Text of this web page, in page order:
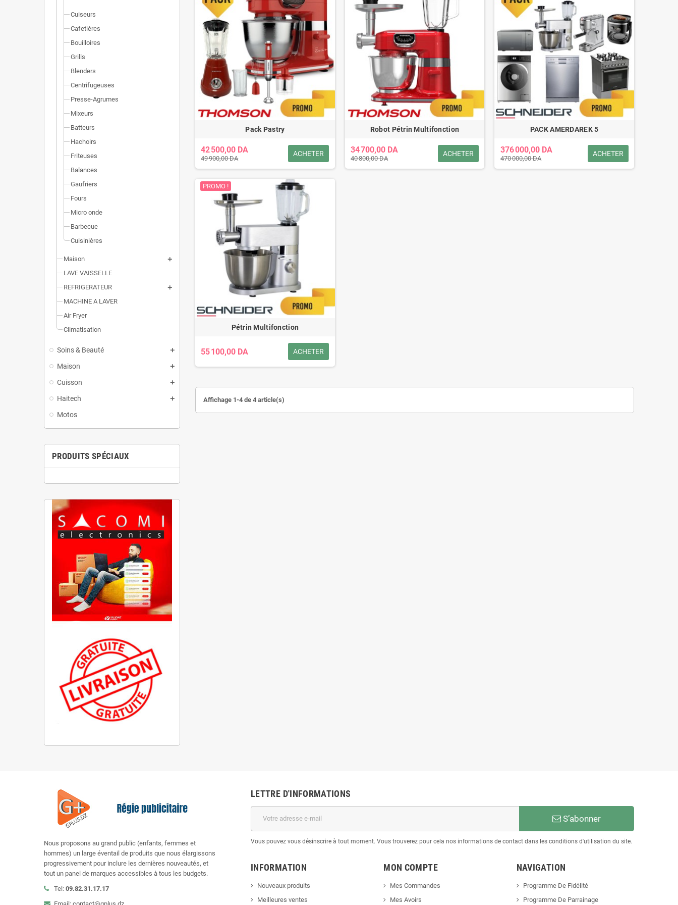
Cuiseurs
Cafetières
Bouilloires
Grills
Blenders
Centrifugeuses
Presse-Agrumes
Mixeurs
Batteurs
Hachoirs
Friteuses
Balances
Gaufriers
Fours
Micro onde
Barbecue
Cuisinières
Maison
LAVE VAISSELLE
REFRIGERATEUR
MACHINE A LAVER
Air Fryer
Climatisation
Soins & Beauté
Maison
Cuisson
Haitech
Motos
PRODUITS SPÉCIAUX
Pack Pastry
42 500,00 DA
49 900,00 DA
ACHETER
Robot Pétrin Multifonction
34 700,00 DA
40 800,00 DA
ACHETER
PACK AMERDAREK 5
376 000,00 DA
470 000,00 DA
ACHETER
PROMO !
Pétrin Multifonction
55 100,00 DA ACHETER
Affichage 1-4 de 4 article(s)
Nous proposons au grand public (enfants, femmes et
hommes) un large éventail de produits que nous élargissons
progressivement pour inclure les dernières nouveautés, et
tout un panel de marques accessibles à tous les budgets.
Tel: 09.82.31.17.17
LETTRE D'INFORMATIONS
S’abonner
Vous pouvez vous désinscrire à tout moment. Vous trouverez pour cela nos informations de contact dans les conditions d'utilisation du site.
INFORMATION
Nouveaux produits
Meilleures ventes
MON COMPTE
Mes Commandes
Mes Avoirs
NAVIGATION
Programme De Fidélité
Programme De Parrainage